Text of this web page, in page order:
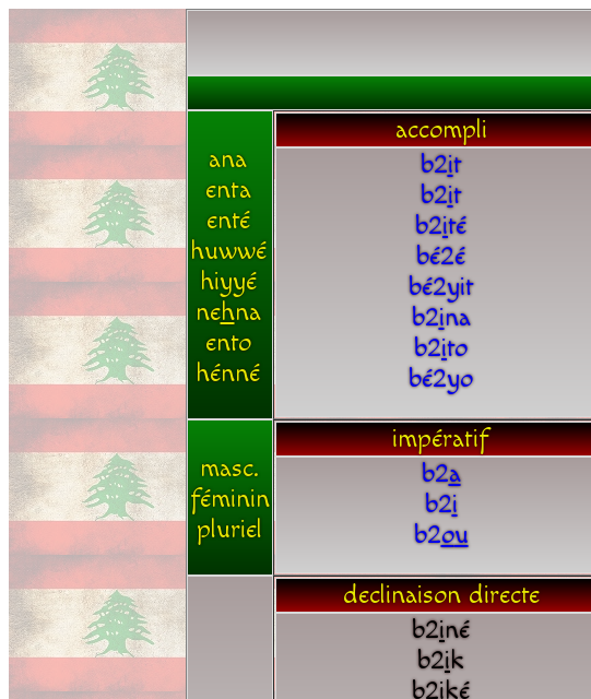
ana
enta
enté
huwwé
hiyyé
nehna
ento
hénné
accompli
b2it
b2it
b2ité
bé2é
bé2yit
b2ina
b2ito
bé2yo
masc.
féminin
pluriel
impératif
b2a
b2i
b2ou
declinaison directe
b2iné
b2ik
b2iké